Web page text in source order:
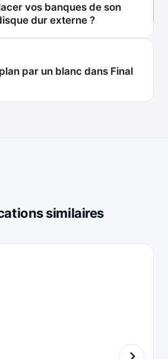
vos banques de son
dur externe ?
par un blanc dans Final
similaires